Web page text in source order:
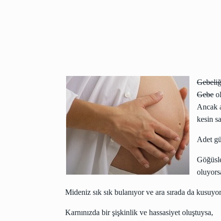
Gebe
Ancak
kesin
Adet
Mideniz sık sık bulanıyor ve ara sırada da
Karnınızda bir şişkinlik ve hassasiyet oluştuysa,